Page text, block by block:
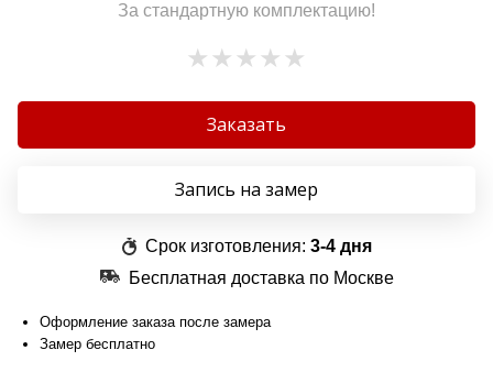
За стандартную комплектацию!
Заказать
Запись на замер
Срок изготовления: 3-4 дня
Бесплатная доставка по Москве
Оформление заказа после замера
Замер бесплатно